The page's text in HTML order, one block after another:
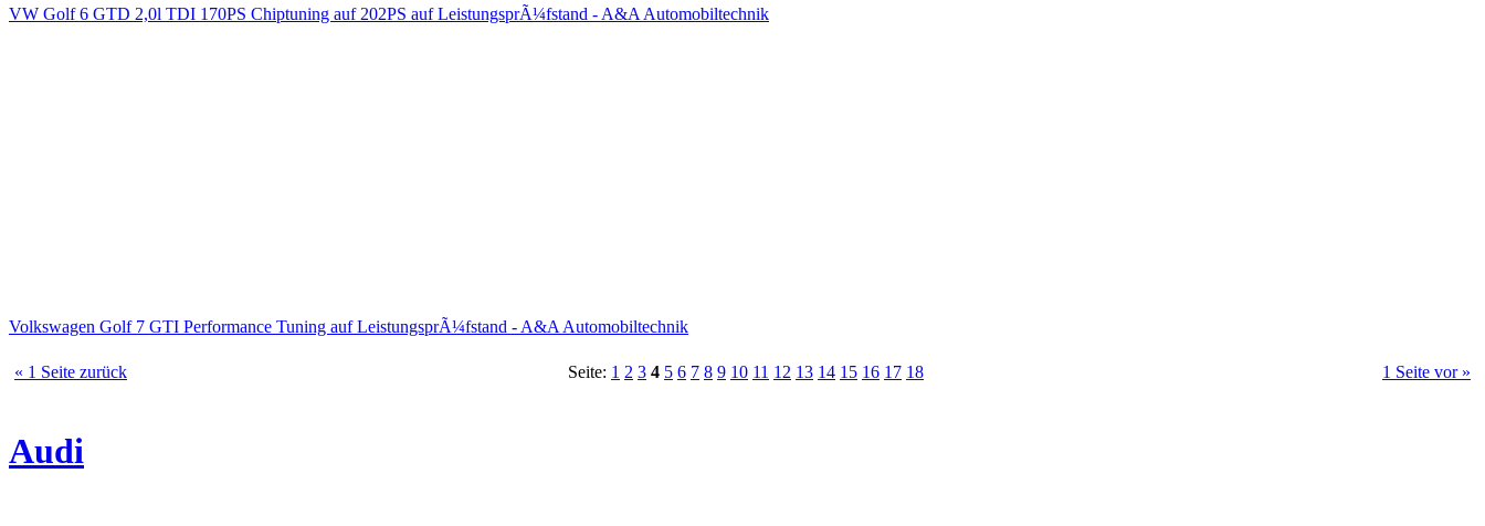
VW Golf 6 GTD 2,0l TDI 170PS Chiptuning auf 202PS auf LeistungsprÃ¼fstand - A&A Automobiltechnik
Volkswagen Golf 7 GTI Performance Tuning auf LeistungsprÃ¼fstand - A&A Automobiltechnik
« 1 Seite zurück Seite: 1 2 3 4 5 6 7 8 9 10 11 12 13 14 15 16 17 18 1 Seite vor »
Audi